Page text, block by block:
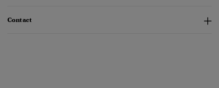
Contact